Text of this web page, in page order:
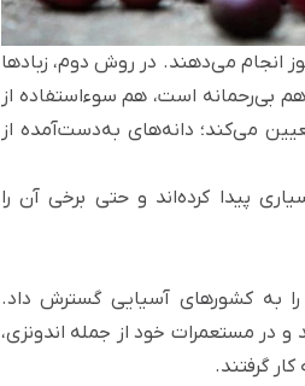
انجام می‌دهند. در روش دوم، زبادها
بی‌رحمانه است، هم سوءاستفاده از
می‌کند؛ دانه‌های به‌دست‌آمده از
پیدا کرده‌اند و حتی برخی آن را
به کشورهای آسیایی گسترش داد.
و در مستعمرات خود از جمله اندونزی،
گرفتند.